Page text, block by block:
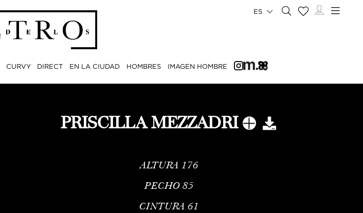
CURVY DIRECT EN LA CIUDAD HOMBRES IMAGEN HOMBRE
ES
PRISCILLA MEZZADRI
ALTURA 176
PECHO 85
CINTURA 61